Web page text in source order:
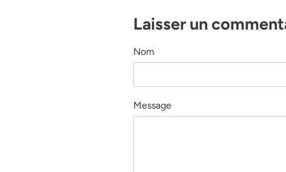
Laisser un
Nom
Message